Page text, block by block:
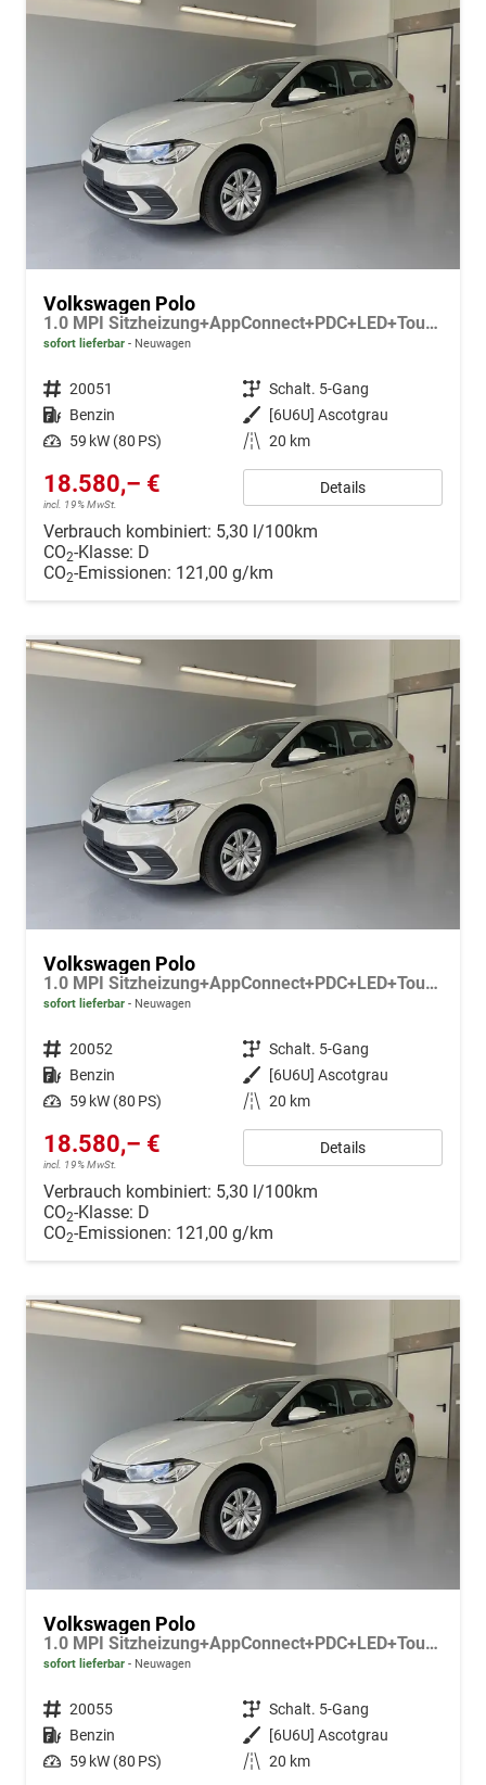
Volkswagen Polo
1.0 MPI Sitzheizung+AppConnect+PDC+LED+Touch+Lichtsensor+MultiLenkrad
sofort lieferbar Neuwagen
Fahrzeugnr. 20051 Getriebe Schalt. 5-Gang
Kraftstoff Benzin Außenfarbe
[6U6U] Ascotgrau
Leistung 59 kW (80 PS) Kilometerstand 20 km
18.580,– €
incl. 19% MwSt.
Details
Verbrauch kombiniert: 5,30 l/100km
CO2-Klasse: D
CO2-Emissionen: 121,00 g/km
Volkswagen Polo
1.0 MPI Sitzheizung+AppConnect+PDC+LED+Touch+Lichtsensor+MultiLenkrad
sofort lieferbar Neuwagen
Fahrzeugnr. 20052 Getriebe Schalt. 5-Gang
Kraftstoff Benzin Außenfarbe
[6U6U] Ascotgrau
Leistung 59 kW (80 PS) Kilometerstand 20 km
18.580,– €
incl. 19% MwSt.
Details
Verbrauch kombiniert: 5,30 l/100km
CO2-Klasse: D
CO2-Emissionen: 121,00 g/km
Volkswagen Polo
1.0 MPI Sitzheizung+AppConnect+PDC+LED+Touch+Lichtsensor+MultiLenkrad
sofort lieferbar Neuwagen
Fahrzeugnr. 20055 Getriebe Schalt. 5-Gang
Kraftstoff Benzin Außenfarbe
[6U6U] Ascotgrau
Leistung 59 kW (80 PS) Kilometerstand 20 km